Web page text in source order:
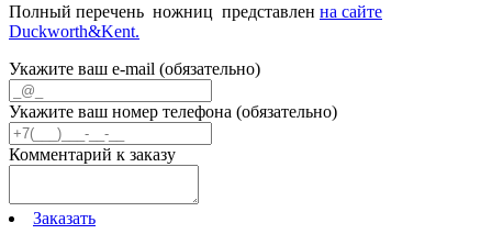
Полный перечень ножниц представлен на сайте
Duckworth&Kent.
Укажите ваш e-mail (обязательно)
Укажите ваш номер телефона (обязательно)
Комментарий к заказу
Заказать